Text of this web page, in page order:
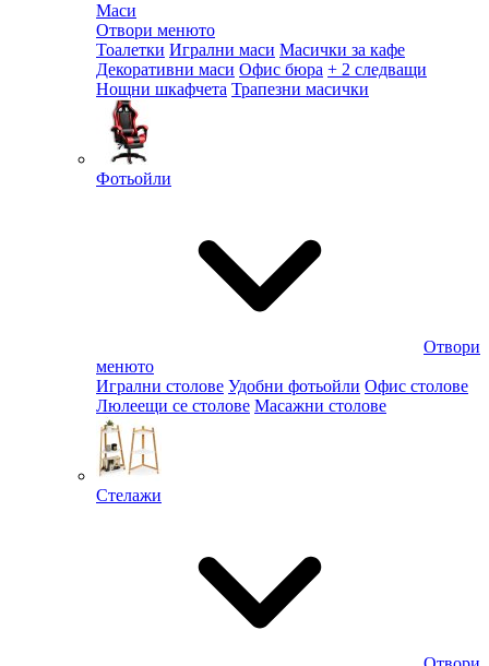
Маси
Отвори менюто
Тоалетки Игрални маси Масички за кафе
Декоративни маси Офис бюра + 2 следващи
Нощни шкафчета Трапезни масички
Фотьойли
Отвори
менюто
Игрални столове Удобни фотьойли Офис столове
Люлеещи се столове Масажни столове
Стелажи